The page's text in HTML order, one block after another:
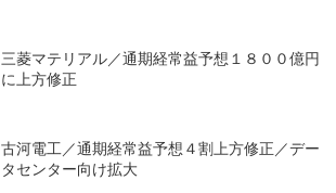
三菱マテリアル／通期経常益予想１８００億円
に上方修正
古河電工／通期経常益予想４割上方修正／デー
タセンター向け拡大